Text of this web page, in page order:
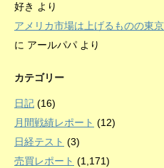
好き より
アメリカ市場は上げるものの東
に アールパパ より
カテゴリー
日記 (16)
月間戦績レポート (12)
日経テスト (3)
売買レポート (1,171)